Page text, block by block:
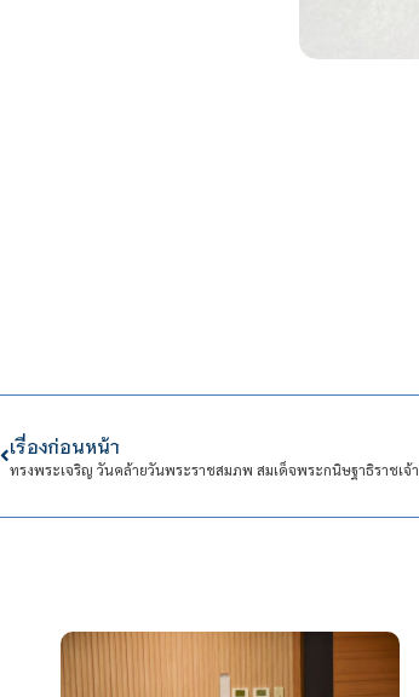
เรื่องก่อนหน้า
ทรงพระเจริญ วันคล้ายวันพระราชสมภพ สมเด็จพระกนิษฐาธิราชเจ้า